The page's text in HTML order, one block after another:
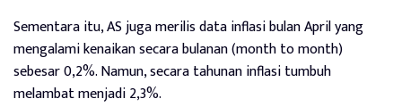
Sementara itu, AS juga merilis data inflasi bulan April yang
mengalami kenaikan secara bulanan (month to month)
sebesar 0,2%. Namun, secara tahunan inflasi tumbuh
melambat menjadi 2,3%.